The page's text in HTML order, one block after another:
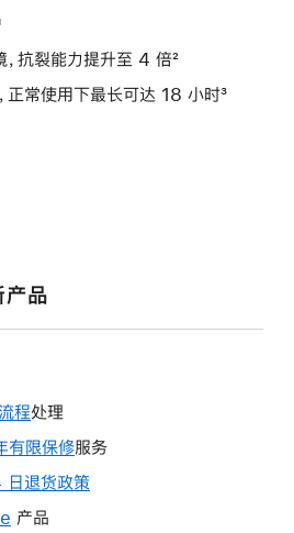
抗裂能力提升至 4 倍²
正常使用下最长可达 18 小时³
品
程处理
有限保修此
操
服务
日退货政策
此
产品